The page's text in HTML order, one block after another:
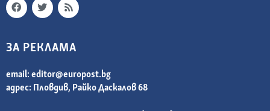
ЗА РЕКЛАМА
email: editor@europost.bg
адрес: Пловдив, Райко Даскалов 68